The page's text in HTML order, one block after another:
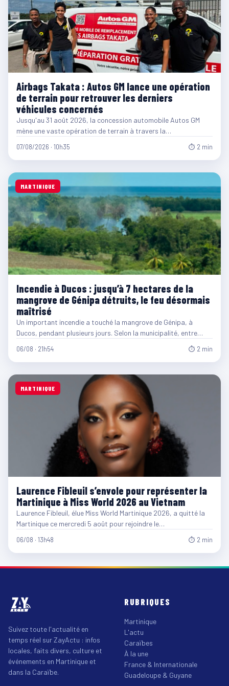
Airbags Takata : Autos GM lance une opération
de terrain pour retrouver les derniers
véhicules concernés
Jusqu'au 31 août 2026, la concession automobile Autos GM
mène une vaste opération de terrain à travers la…
07/08/2026 · 10h35 ⏱ 2 min
MARTINIQUE
Incendie à Ducos : jusqu’à 7 hectares de la
mangrove de Génipa détruits, le feu désormais
maîtrisé
Un important incendie a touché la mangrove de Génipa, à
Ducos, pendant plusieurs jours. Selon la municipalité, entre…
06/08 · 21h54 ⏱ 2 min
MARTINIQUE
Laurence Fibleuil s’envole pour représenter la
Martinique à Miss World 2026 au Vietnam
Laurence Fibleuil, élue Miss World Martinique 2026, a quitté la
Martinique ce mercredi 5 août pour rejoindre le…
06/08 · 13h48 ⏱ 2 min
Suivez toute l'actualité en
temps réel sur ZayActu : infos
locales, faits divers, culture et
événements en Martinique et
dans la Caraïbe.
RUBRIQUES
Martinique
L'actu
Caraïbes
À la une
France & Internationale
Guadeloupe & Guyane